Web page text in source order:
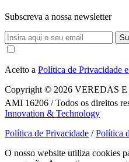
Subscreva a nossa newsletter
Aceito a Política de Privacidade
Copyright © 2026 VEREDAS
AMI 16206 / Todos os direitos
Innovation & Technology
Política de Privacidade /Política
O nosso website utiliza cookies